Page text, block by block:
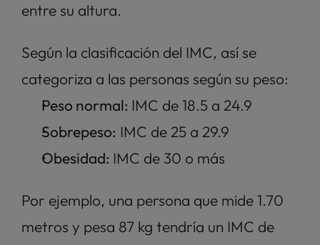
entre su altura.
Según la clasificación del IMC, así se
categoriza a las personas según su peso:
Peso normal: IMC de 18.5 a 24.9
Sobrepeso: IMC de 25 a 29.9
Obesidad: IMC de 30 o más
Por ejemplo, una persona que mide 1.70
metros y pesa 87 kg tendría un IMC de